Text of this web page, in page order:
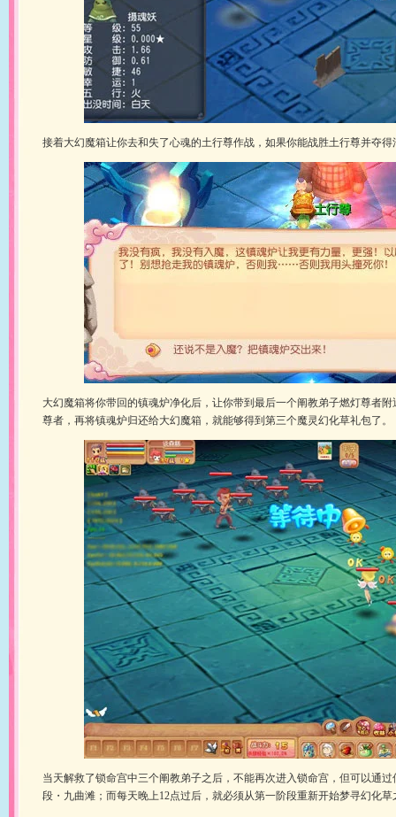
接着大幻魔箱让你去和失了心魂的土行尊作战，如果你能战胜土行尊并夺
大幻魔箱将你带回的镇魂炉净化后，让你带到最后一个阐教弟子燃灯尊者
尊者，再将镇魂炉归还给大幻魔箱，就能够得到第三个魔灵幻化草礼包了。
当天解救了锁命宫中三个阐教弟子之后，不能再次进入锁命宫，但可以通
段・九曲滩；而每天晚上12点过后，就必须从第一阶段重新开始梦寻幻化草